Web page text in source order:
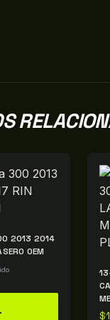
2013 2014
OEM
$